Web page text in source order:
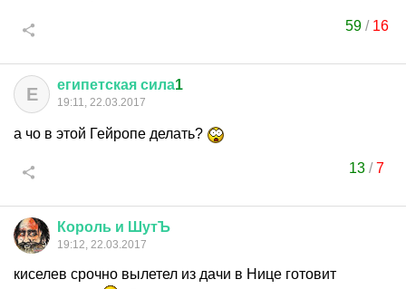
59/ 16
Е египетская сила1
19:11, 22.03.2017
а чо в этой Гейропе делать?
13 /7
Король и ШутЪ
19:12, 22.03.2017
киселев срочно вылетел из дачи в Нице готовит